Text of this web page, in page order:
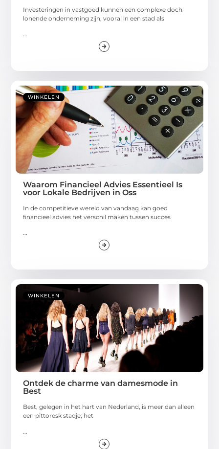
Investeringen in vastgoed kunnen een complexe doch
lonende onderneming zijn, vooral in een stad als
...
WINKELEN
Waarom Financieel Advies Essentieel Is
voor Lokale Bedrijven in Oss
In de competitieve wereld van vandaag kan goed
financieel advies het verschil maken tussen succes
...
WINKELEN
Ontdek de charme van damesmode in
Best
Best, gelegen in het hart van Nederland, is meer dan alleen
een pittoresk stadje; het